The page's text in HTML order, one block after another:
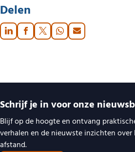
Delen
Schrijf je in voor onze
Blijf op de hoogte en ontvang
verhalen en de nieuwste inzichten over
afstand.
Belangrijke links